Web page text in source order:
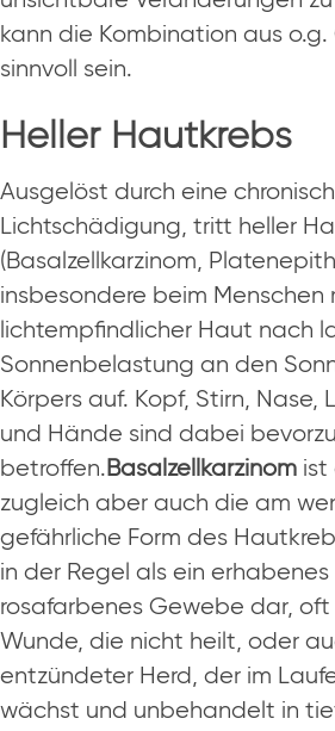
kann die Kombination aus
sinnvoll sein.
Heller Hautkrebs
Ausgelöst durch eine
Lichtschädigung, tritt heller
(Basalzellkarzinom,
insbesondere beim Menschen
lichtempfindlicher Haut nach
Sonnenbelastung an den
Körpers auf. Kopf, Stirn, Nase,
und Hände sind dabei
betroffen.Basalzellkarzinom ist
zugleich aber auch die am
gefährliche Form des
in der Regel als ein
rosafarbenes Gewebe dar, oft
Wunde, die nicht heilt, oder
entzündeter Herd, der im
wächst und unbehandelt in